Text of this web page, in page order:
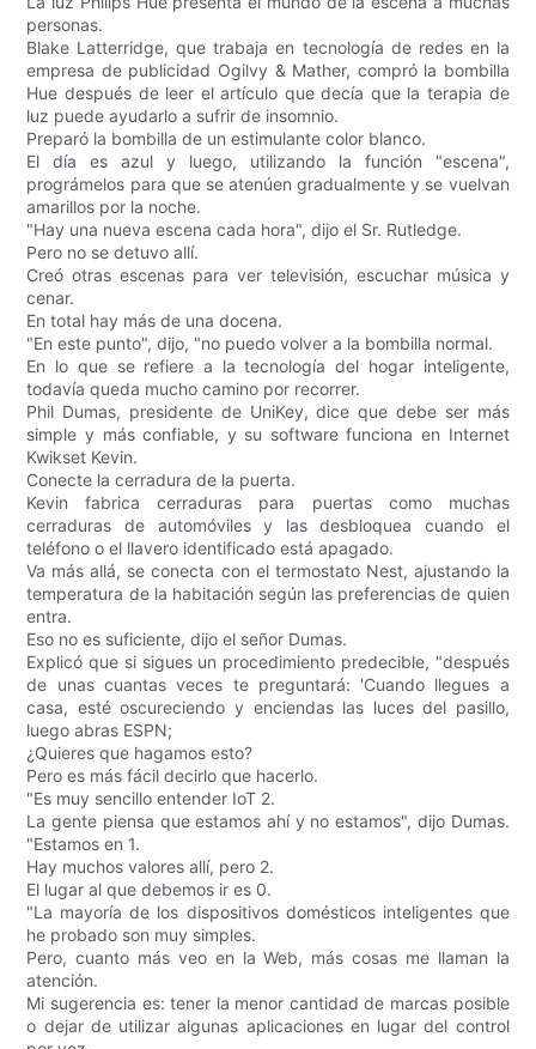
personas.
Blake Latterridge, que trabaja en tecnología de redes en la
empresa de publicidad Ogilvy & Mather, compró la bombilla
Hue después de leer el artículo que decía que la terapia de
luz puede ayudarlo a sufrir de insomnio.
Preparó la bombilla de un estimulante color blanco.
El día es azul y luego, utilizando la función "escena",
prográmelos para que se atenúen gradualmente y se vuelvan
amarillos por la noche.
"Hay una nueva escena cada hora", dijo el Sr. Rutledge.
Pero no se detuvo allí.
Creó otras escenas para ver televisión, escuchar música y
cenar.
En total hay más de una docena.
"En este punto", dijo, "no puedo volver a la bombilla normal.
En lo que se refiere a la tecnología del hogar inteligente,
todavía queda mucho camino por recorrer.
Phil Dumas, presidente de UniKey, dice que debe ser más
simple y más confiable, y su software funciona en Internet
Kwikset Kevin.
Conecte la cerradura de la puerta.
Kevin fabrica cerraduras para puertas como muchas
cerraduras de automóviles y las desbloquea cuando el
teléfono o el llavero identificado está apagado.
Va más allá, se conecta con el termostato Nest, ajustando la
temperatura de la habitación según las preferencias de quien
entra.
Eso no es suficiente, dijo el señor Dumas.
Explicó que si sigues un procedimiento predecible, "después
de unas cuantas veces te preguntará: 'Cuando llegues a
casa, esté oscureciendo y enciendas las luces del pasillo,
luego abras ESPN;
¿Quieres que hagamos esto?
Pero es más fácil decirlo que hacerlo.
"Es muy sencillo entender IoT 2.
La gente piensa que estamos ahí y no estamos", dijo Dumas.
"Estamos en 1.
Hay muchos valores allí, pero 2.
El lugar al que debemos ir es 0.
"La mayoría de los dispositivos domésticos inteligentes que
he probado son muy simples.
Pero, cuanto más veo en la Web, más cosas me llaman la
atención.
Mi sugerencia es: tener la menor cantidad de marcas posible
o dejar de utilizar algunas aplicaciones en lugar del control